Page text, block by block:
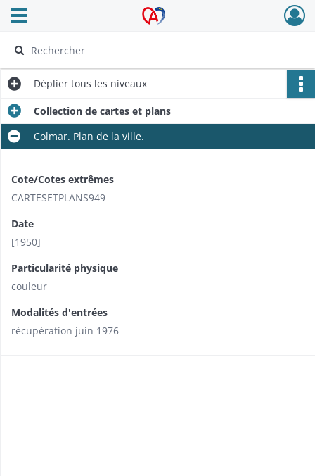
Archives Alsace - Colmar
Ouvrir le menu déroulant
Déplier tous les niveaux
Collection de cartes et plans
Colmar. Plan de la ville.
Cote/Cotes extrêmes
CARTESETPLANS949
Date
[1950]
Particularité physique
couleur
Modalités d'entrées
récupération juin 1976